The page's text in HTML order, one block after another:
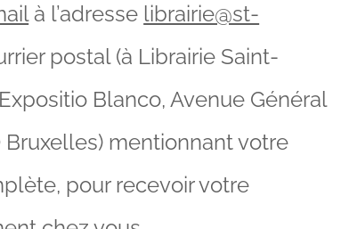
à l’adresse librairie@st-
postal (à Librairie Saint-
Blanco, Avenue Général
mentionnant votre
pour recevoir votre